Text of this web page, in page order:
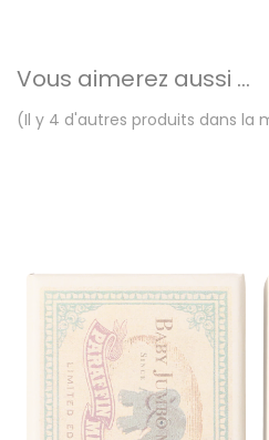
Vous aimerez aussi ...
(Il y 4 d'autres produits dans la